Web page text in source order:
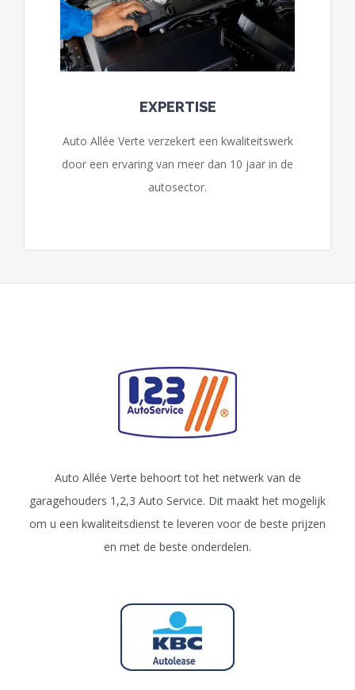
EXPERTISE
Auto Allée Verte verzekert een kwaliteitswerk
door een ervaring van meer dan 10 jaar in de
autosector.
Auto Allée Verte behoort tot het netwerk van de
garagehouders 1,2,3 Auto Service. Dit maakt het mogelijk
om u een kwaliteitsdienst te leveren voor de beste prijzen
en met de beste onderdelen.